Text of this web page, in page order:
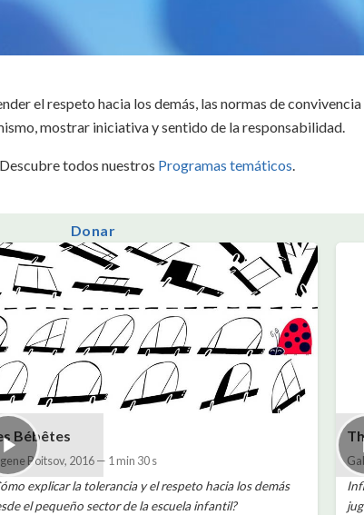
Donar
el respeto hacia los demás, las normas de
mostrar iniciativa y sentido de la responsabilidad.
Descubre todos nuestros Programas temáticos.
Bébêtes
Boitsov, 2016— 1 min 30 s
explicar la tolerancia y el respeto hacia los demás
el pequeño sector de la escuela infantil?